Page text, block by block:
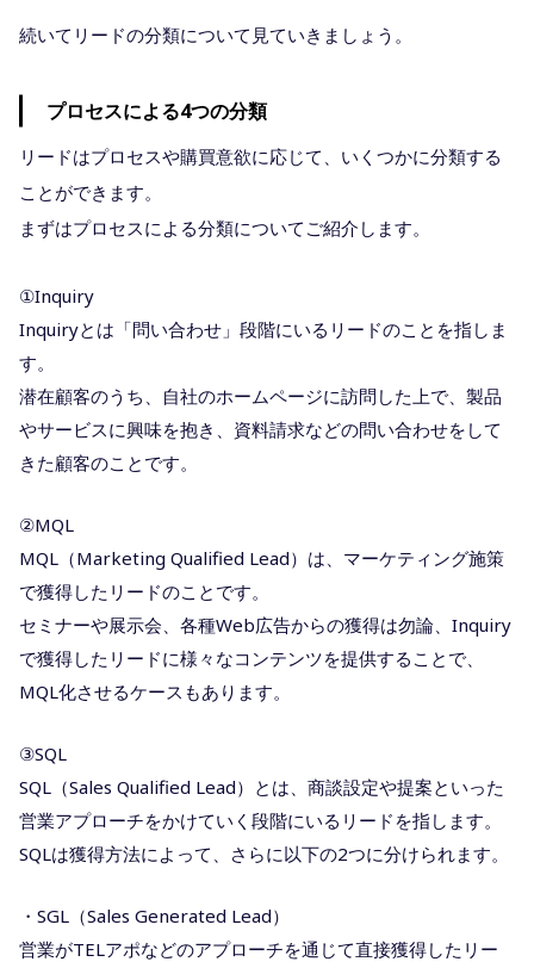
続いてリードの分類について見ていきましょう。
プロセスによる4つの分類
リードはプロセスや購買意欲に応じて、いくつかに分類する
ことができます。
まずはプロセスによる分類についてご紹介します。
①Inquiry
Inquiryとは「問い合わせ」段階にいるリードのことを指しま
す。
潜在顧客のうち、自社のホームページに訪問した上で、製品
やサービスに興味を抱き、資料請求などの問い合わせをして
きた顧客のことです。
②MQL
MQL（Marketing Qualified Lead）は、マーケティング施策
で獲得したリードのことです。
セミナーや展示会、各種Web広告からの獲得は勿論、Inquiry
で獲得したリードに様々なコンテンツを提供することで、
MQL化させるケースもあります。
③SQL
SQL（Sales Qualified Lead）とは、商談設定や提案といった
営業アプローチをかけていく段階にいるリードを指します。
SQLは獲得方法によって、さらに以下の2つに分けられます。
・SGL（Sales Generated Lead）
営業がTELアポなどのアプローチを通じて直接獲得したリー